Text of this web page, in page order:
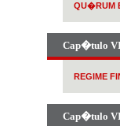
QU�RUM
Cap�tulo
REGIME
Cap�tulo